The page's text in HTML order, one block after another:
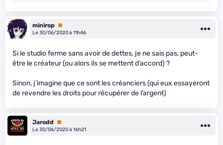
minirop
Premium
Le 30/06/2020 à 11h46
Si le studio ferme sans avoir de dettes, je ne sais pas, peut-
être le créateur (ou alors ils se mettent d’accord) ?
Sinon, j’imagine que ce sont les créanciers (qui eux essayeront
de revendre les droits pour récupérer de l’argent)
Jarodd
Premium
Le 30/06/2020 à 16h21